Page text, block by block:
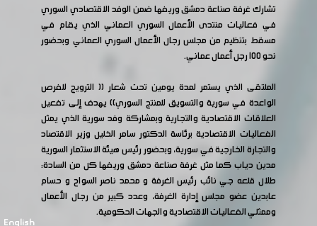
تشارك غرفة صناعة دمشق وريفها ضمن الوفد الاقتصادي السوري
في فعاليات منتدى الأعمال السوري العماني الذي يقام في
مسقط بتنظيم من مجلس رجال الأعمال السوري العماني وبحضور
نحو 100 رجل أعمال عماني.
الملتقى الذي يستمر لمدة يومين تحت شعار (( الترويج للفرص
الواعدة في سورية والتسويق للمنتج السوري)) يهدف إلى تفعيل
العلاقات الاقتصادية والتجارية وبمشاركة وفد سورية الذي يمثل
الفعاليات الاقتصادية برئاسة الدكتور سامر الخليل وزير الاقتصاد
والتجارة الخارجية في سورية، وبحضور رئيس هيئة الاستثمار السورية
مدين دياب كما مثل غرفة صناعة دمشق وريفها كل من السادة:
طلال قلعه جي نائب رئيس الغرفة و محمد ناصر السواح و حسام
عابدين عضو مجلس إدارة الغرفة، وعدد كبير من رجال الأعمال
وممثلي الفعاليات الاقتصادية والجهات الحكومية.